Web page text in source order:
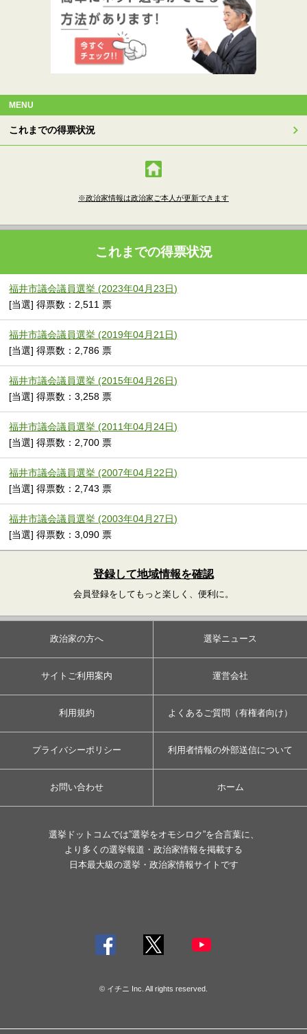
MENU
これまでの得票状況
※政治家情報は政治家ご本人が更新できます
これまでの得票状況
福井市議会議員選挙 (2023年04月23日)
[当選] 得票数：2,511 票
福井市議会議員選挙 (2019年04月21日)
[当選] 得票数：2,786 票
福井市議会議員選挙 (2015年04月26日)
[当選] 得票数：3,258 票
福井市議会議員選挙 (2011年04月24日)
[当選] 得票数：2,700 票
福井市議会議員選挙 (2007年04月22日)
[当選] 得票数：2,743 票
福井市議会議員選挙 (2003年04月27日)
[当選] 得票数：3,090 票
登録して地域情報を確認
会員登録をしてもっと楽しく、便利に。
政治家の方へ 選挙ニュース
サイトご利用案内 運営会社
利用規約 よくあるご質問（有権者向け）
プライバシーポリシー 利用者情報の外部送信について
お問い合わせ ホーム
選挙ドットコムでは”選挙をオモシロク”を合言葉に、
より多くの選挙報道・政治家情報を掲載する
日本最大級の選挙・政治家情報サイトです
© イチニ Inc. All rights reserved.